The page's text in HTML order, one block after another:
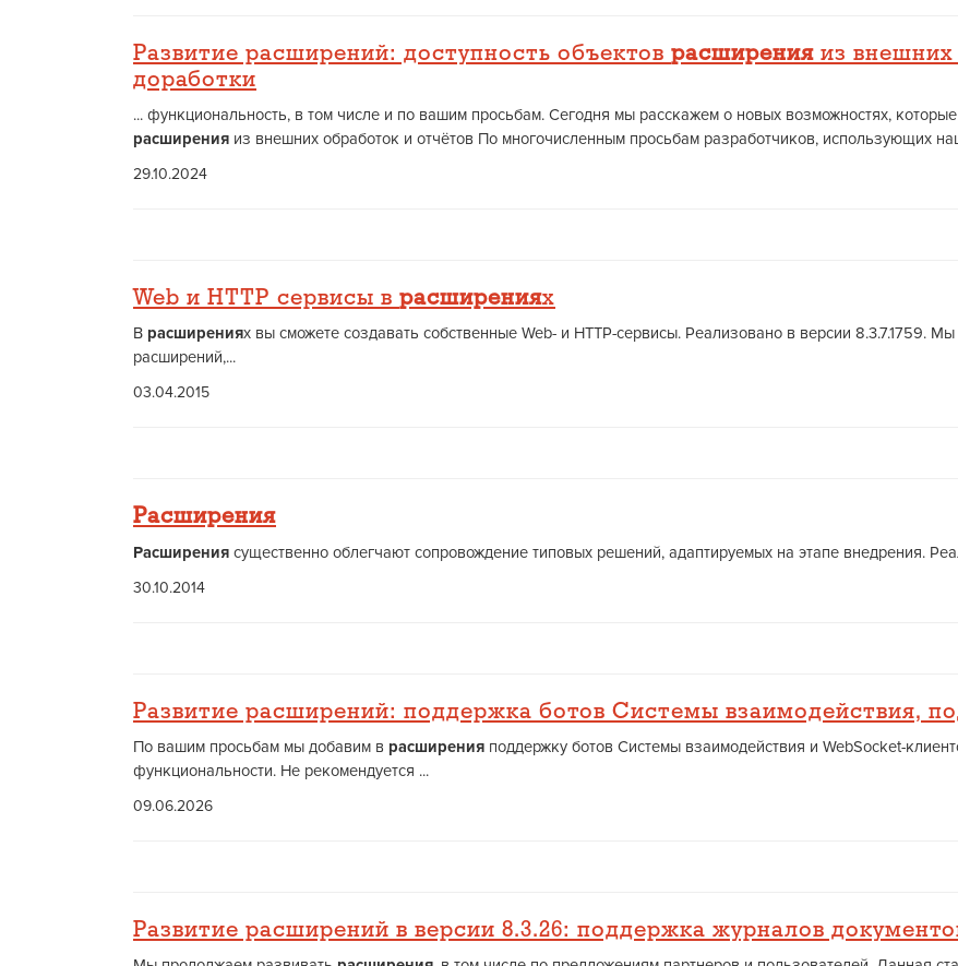
Развитие расширений: доступность объектов расширения из внешних
доработки
... функциональность, в том числе и по вашим просьбам. Сегодня мы расскажем о новых возможностях,
расширения из внешних обработок и отчётов По многочисленным просьбам разработчиков, использующих
29.10.2024
Web и HTTP сервисы в расширениях
В расширениях вы cможете создавать собственные Web- и HTTP-сервисы. Реализовано в версии 8.3.7.1759.
расширений,...
03.04.2015
Расширения
Расширения существенно облегчают сопровождение типовых решений, адаптируемых на этапе внедрения.
30.10.2014
Развитие расширений: поддержка ботов Системы взаимодействия,
По вашим просьбам мы добавим в расширения поддержку ботов Системы взаимодействия и WebSocket-
функциональности. Не рекомендуется ...
09.06.2026
Развитие расширений в версии 8.3.26: поддержка журналов